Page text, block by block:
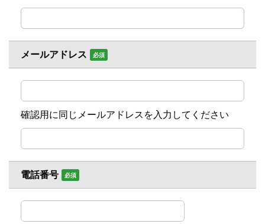
メールアドレス 必須
確認用に同じメールアドレスを入力してください
電話番号 必須